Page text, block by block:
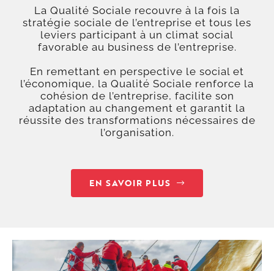
La Qualité Sociale recouvre à la fois la
stratégie sociale de l’entreprise et tous les
leviers participant à un climat social
favorable au business de l’entreprise.
En remettant en perspective le social et
l’économique, la Qualité Sociale renforce la
cohésion de l’entreprise, facilite son
adaptation au changement et garantit la
réussite des transformations nécessaires de
l’organisation.
EN SAVOIR PLUS